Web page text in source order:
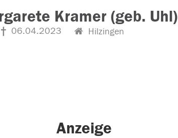
Kramer (geb. Uhl)
06.04.2023 Hilzingen
Anzeige